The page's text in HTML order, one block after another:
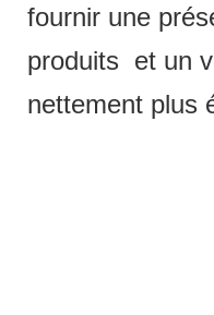
fournir une
produits et un
nettement plus